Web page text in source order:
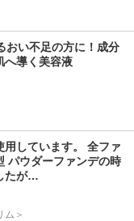
おい不足の方に！成分
へ導く美容液
用しています。 全ファ
パウダーファンデの時
たが…
ム＞